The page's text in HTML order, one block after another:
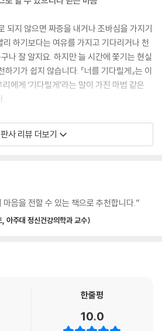
되지 않으면 짜증을 내거나 조바심을 가지기
하기보다는 여유를 가지고 기다리거나 천
나 잘 알지요. 하지만 늘 시간에 쫓기는 현실
기가 쉽지 않습니다. 『너를 기다릴게』는 이
리에게 ‘기다릴게’라는 말이 가진 마법 같은
.
펼쳐 놓고 놀이에 몰두하던 아이가 다급하게
외치는 모습이 보입니다. 다음 장면에서는
대고 있습니다. 빨리 엄마를 따라나가야 하
다 보니 마음이 급해진 거겠지요. 엄마는 아
다릴게.’
이의 소소한 일상을 따라다니며 기다림이 필
펼쳐 보입니다. 진열대 앞에서 장난감을 하
도 엄마는 아이에게 ‘기다릴게’라고 말합니
라는 말이 반복되는 동안 가능성을 품고 있던
금 엄마 배 속에 있는 아가가 백 밤도 더 지나
사 리뷰 더보기
음을 전할 수 있는 책으로 추천합니다.”
주대 정신건강의학과 교수)
한줄평
10.0